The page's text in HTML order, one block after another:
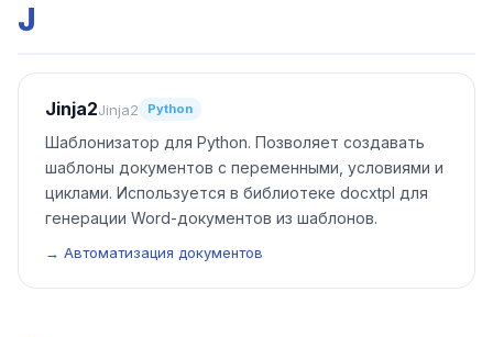
J
Jinja2Jinja2 Python
Шаблонизатор для Python. Позволяет создавать
шаблоны документов с переменными, условиями и
циклами. Используется в библиотеке docxtpl для
генерации Word-документов из шаблонов.
→ Автоматизация документов